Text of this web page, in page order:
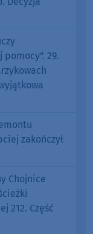
pomocy". 29.
zakończył
Chojnice
212. Część